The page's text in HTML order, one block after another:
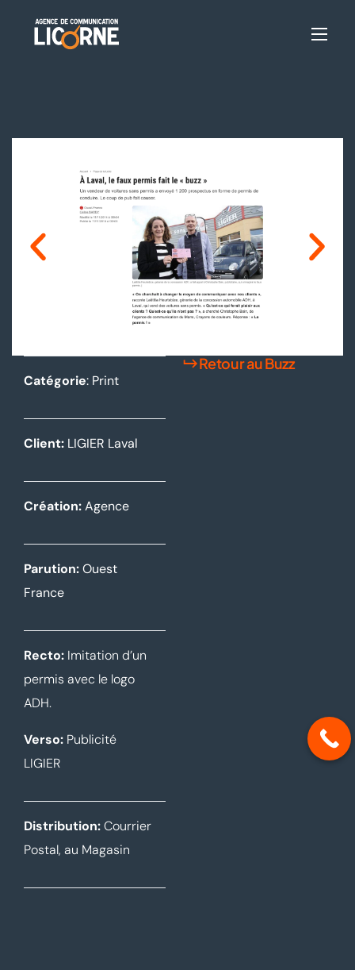
Catégorie: Print
Client: LIGIER Laval
Création:Agence
Parution:Ouest
France
Recto: Imitation d’un
permis avec le logo
ADH.
Verso: Publicité
LIGIER
Distribution:Courrier
Postal, au Magasin
Retour au Buzz